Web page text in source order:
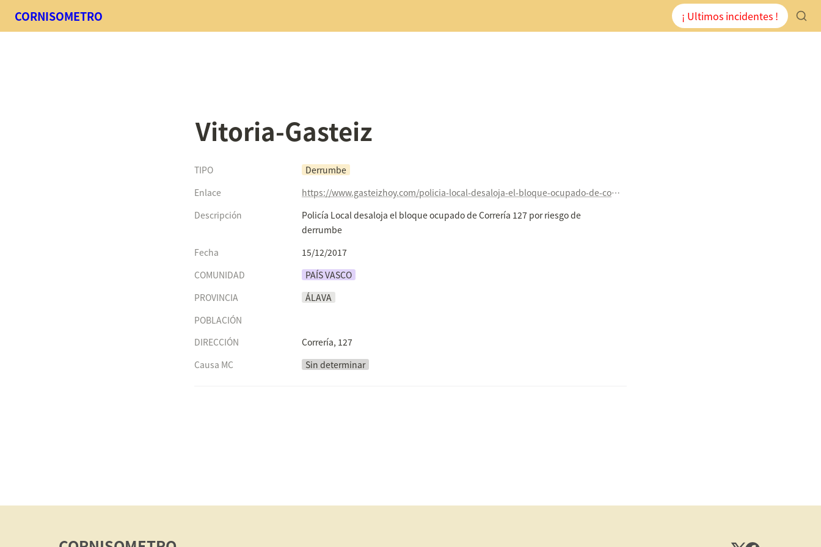
CORNISOMETRO ¡ Ultimos incidentes !
Vitoria-Gasteiz
TIPO
Derrumbe
Enlace
https://www.gasteizhoy.com/policia-local-desaloja-el-bloque-ocupado-de-correria-127/
Descripción
Policía Local desaloja el bloque ocupado de Correría 127 por riesgo de
derrumbe
Fecha
15/12/2017
COMUNIDAD
PAÍS VASCO
PROVINCIA
ÁLAVA
POBLACIÓN
DIRECCIÓN
Correría, 127
Causa MC
Sin determinar